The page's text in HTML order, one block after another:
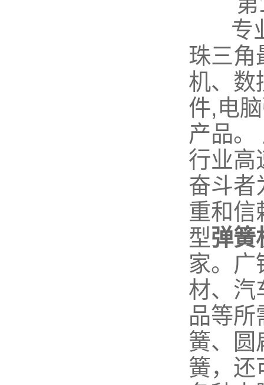
专
珠三角
机、数
件,电
产品。
行业高
奋斗者
重和信
型弹簧
家。广
材、汽
品等所
簧、圆
簧，还